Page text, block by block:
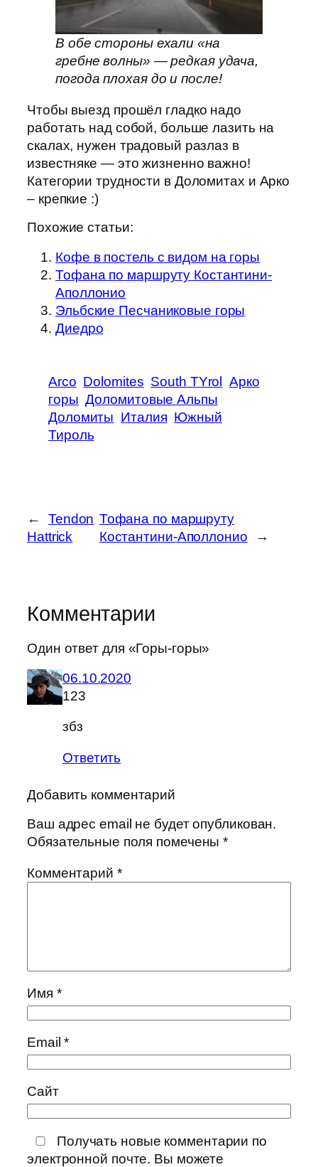
В обе стороны ехали «на
гребне волны» — редкая удача,
погода плохая до и после!
Чтобы выезд прошёл гладко надо
работать над собой, больше лазить на
скалах, нужен традовый разлаз в
известняке — это жизненно важно!
Категории трудности в Доломитах и Арко
– крепкие :)
Похожие статьи:
Кофе в постель с видом на горы
Тофана по маршруту Костантини-
Аполлонио
Эльбские Песчаниковые горы
Диедро
Arco Dolomites South TYrol Арко
горы Доломитовые Альпы
Доломиты Италия Южный
Тироль
←
Tendon
Hattrick
Тофана по маршруту
Костантини-Аполлонио
→
Комментарии
Один ответ для «Горы-горы»
06.10.2020
123
збз
Ответить
Добавить комментарий
Ваш адрес email не будет опубликован.
Обязательные поля помечены*
Комментарий *
Имя *
Email*
Сайт
Получать новые комментарии по
электронной почте. Вы можете